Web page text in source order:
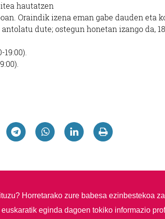
hautatzen
Oraindik izena eman gabe dauden eta
dute; ostegun honetan izango da,
Horretarako zure babesa ezinbestekoa
eginda dagoen tokiko informazio